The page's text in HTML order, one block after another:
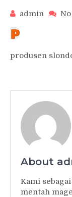
admin
produsen
About
Kami
mentah